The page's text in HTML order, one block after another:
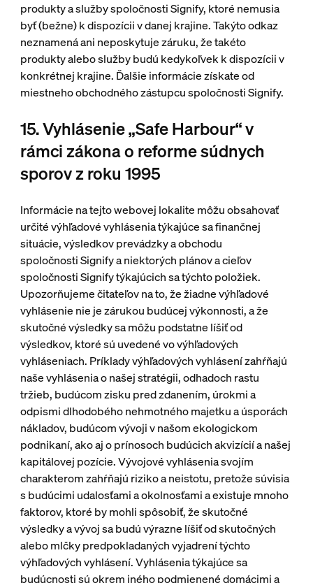
produkty a služby spoločnosti Signify, ktoré nemusia
byť (bežne) k dispozícii v danej krajine. Takýto odkaz
neznamená ani neposkytuje záruku, že takéto
produkty alebo služby budú kedykoľvek k dispozícii v
konkrétnej krajine. Ďalšie informácie získate od
miestneho obchodného zástupcu spoločnosti Signify.
15. Vyhlásenie „Safe Harbour“ v
rámci zákona o reforme súdnych
sporov z roku 1995
Informácie na tejto webovej lokalite môžu obsahovať
určité výhľadové vyhlásenia týkajúce sa finančnej
situácie, výsledkov prevádzky a obchodu
spoločnosti Signify a niektorých plánov a cieľov
spoločnosti Signify týkajúcich sa týchto položiek.
Upozorňujeme čitateľov na to, že žiadne výhľadové
vyhlásenie nie je zárukou budúcej výkonnosti, a že
skutočné výsledky sa môžu podstatne líšiť od
výsledkov, ktoré sú uvedené vo výhľadových
vyhláseniach. Príklady výhľadových vyhlásení zahŕňajú
naše vyhlásenia o našej stratégii, odhadoch rastu
tržieb, budúcom zisku pred zdanením, úrokmi a
odpismi dlhodobého nehmotného majetku a úsporách
nákladov, budúcom vývoji v našom ekologickom
podnikaní, ako aj o prínosoch budúcich akvizícií a našej
kapitálovej pozície. Vývojové vyhlásenia svojím
charakterom zahŕňajú riziko a neistotu, pretože súvisia
s budúcimi udalosťami a okolnosťami a existuje mnoho
faktorov, ktoré by mohli spôsobiť, že skutočné
výsledky a vývoj sa budú výrazne líšiť od skutočných
alebo mlčky predpokladaných vyjadrení týchto
výhľadových vyhlásení. Vyhlásenia týkajúce sa
budúcnosti sú okrem iného podmienené domácimi a